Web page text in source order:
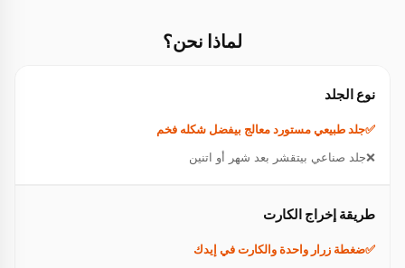
لماذا نحن؟
نوع الجلد
جلد طبيعي مستورد معالج بيفضل شكله فخم
جلد صناعي بيتقشر بعد شهر أو اتنين
طريقة إخراج الكارت
ضغطة زرار واحدة والكارت في إيدك